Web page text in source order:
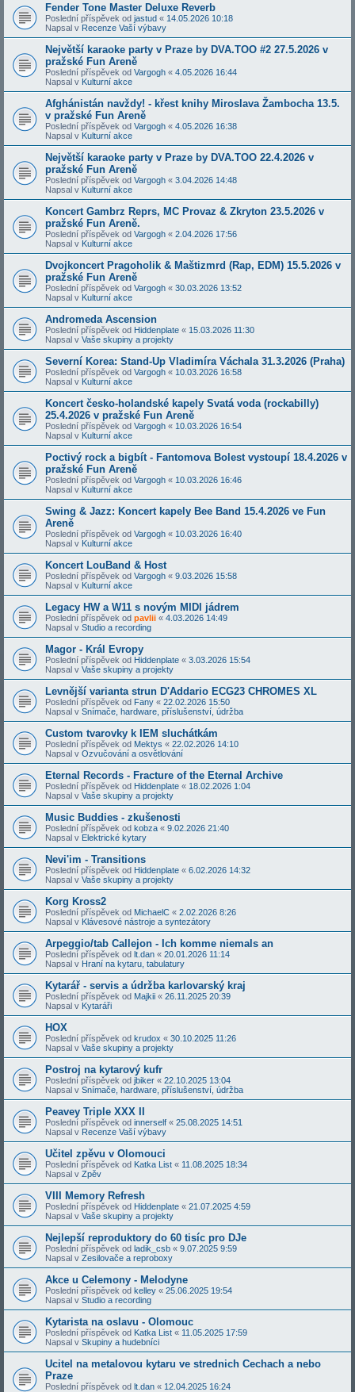
Fender Tone Master Deluxe Reverb
Poslední příspěvek od jastud « 14.05.2026 10:18
Napsal v Recenze Vaší výbavy
Největší karaoke party v Praze by DVA.TOO #2 27.5.2026 v
pražské Fun Areně
Poslední příspěvek od Vargogh « 4.05.2026 16:44
Napsal v Kulturní akce
Afghánistán navždy! - křest knihy Miroslava Žambocha 13.5.
v pražské Fun Areně
Poslední příspěvek od Vargogh « 4.05.2026 16:38
Napsal v Kulturní akce
Největší karaoke party v Praze by DVA.TOO 22.4.2026 v
pražské Fun Areně
Poslední příspěvek od Vargogh « 3.04.2026 14:48
Napsal v Kulturní akce
Koncert Gambrz Reprs, MC Provaz & Zkryton 23.5.2026 v
pražské Fun Areně.
Poslední příspěvek od Vargogh « 2.04.2026 17:56
Napsal v Kulturní akce
Dvojkoncert Pragoholik & Maštizmrd (Rap, EDM) 15.5.2026 v
pražské Fun Areně
Poslední příspěvek od Vargogh « 30.03.2026 13:52
Napsal v Kulturní akce
Andromeda Ascension
Poslední příspěvek od Hiddenplate « 15.03.2026 11:30
Napsal v Vaše skupiny a projekty
Severní Korea: Stand-Up Vladimíra Váchala 31.3.2026 (Praha)
Poslední příspěvek od Vargogh « 10.03.2026 16:58
Napsal v Kulturní akce
Koncert česko-holandské kapely Svatá voda (rockabilly)
25.4.2026 v pražské Fun Areně
Poslední příspěvek od Vargogh « 10.03.2026 16:54
Napsal v Kulturní akce
Poctivý rock a bigbít - Fantomova Bolest vystoupí 18.4.2026 v
pražské Fun Areně
Poslední příspěvek od Vargogh « 10.03.2026 16:46
Napsal v Kulturní akce
Swing & Jazz: Koncert kapely Bee Band 15.4.2026 ve Fun
Areně
Poslední příspěvek od Vargogh « 10.03.2026 16:40
Napsal v Kulturní akce
Koncert LouBand & Host
Poslední příspěvek od Vargogh « 9.03.2026 15:58
Napsal v Kulturní akce
Legacy HW a W11 s novým MIDI jádrem
Poslední příspěvek od pavlii « 4.03.2026 14:49
Napsal v Studio a recording
Magor - Král Evropy
Poslední příspěvek od Hiddenplate « 3.03.2026 15:54
Napsal v Vaše skupiny a projekty
Levnější varianta strun D'Addario ECG23 CHROMES XL
Poslední příspěvek od Fany « 22.02.2026 15:50
Napsal v Snímače, hardware, příslušenství, údržba
Custom tvarovky k IEM sluchátkám
Poslední příspěvek od Mektys « 22.02.2026 14:10
Napsal v Ozvučování a osvětlování
Eternal Records - Fracture of the Eternal Archive
Poslední příspěvek od Hiddenplate « 18.02.2026 1:04
Napsal v Vaše skupiny a projekty
Music Buddies - zkušenosti
Poslední příspěvek od kobza « 9.02.2026 21:40
Napsal v Elektrické kytary
Nevi'im - Transitions
Poslední příspěvek od Hiddenplate « 6.02.2026 14:32
Napsal v Vaše skupiny a projekty
Korg Kross2
Poslední příspěvek od MichaelC « 2.02.2026 8:26
Napsal v Klávesové nástroje a syntezátory
Arpeggio/tab Callejon - Ich komme niemals an
Poslední příspěvek od lt.dan « 20.01.2026 11:14
Napsal v Hraní na kytaru, tabulatury
Kytarář - servis a údržba karlovarský kraj
Poslední příspěvek od Majkii « 26.11.2025 20:39
Napsal v Kytaráři
HOX
Poslední příspěvek od krudox « 30.10.2025 11:26
Napsal v Vaše skupiny a projekty
Postroj na kytarový kufr
Poslední příspěvek od jbiker « 22.10.2025 13:04
Napsal v Snímače, hardware, příslušenství, údržba
Peavey Triple XXX II
Poslední příspěvek od innerself « 25.08.2025 14:51
Napsal v Recenze Vaší výbavy
Učitel zpěvu v Olomouci
Poslední příspěvek od Katka List « 11.08.2025 18:34
Napsal v Zpěv
VIII Memory Refresh
Poslední příspěvek od Hiddenplate « 21.07.2025 4:59
Napsal v Vaše skupiny a projekty
Nejlepší reproduktory do 60 tisíc pro DJe
Poslední příspěvek od ladik_csb « 9.07.2025 9:59
Napsal v Zesilovače a reproboxy
Akce u Celemony - Melodyne
Poslední příspěvek od kelley « 25.06.2025 19:54
Napsal v Studio a recording
Kytarista na oslavu - Olomouc
Poslední příspěvek od Katka List « 11.05.2025 17:59
Napsal v Skupiny a hudebníci
Ucitel na metalovou kytaru ve strednich Cechach a nebo
Praze
Poslední příspěvek od lt.dan « 12.04.2025 16:24